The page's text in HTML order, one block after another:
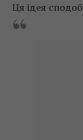
Ця ідея